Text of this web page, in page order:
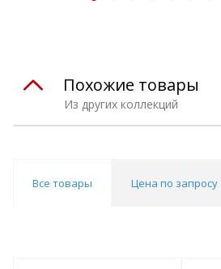
Из других коллекций
Похожие товары
Все товары Цена по запросу